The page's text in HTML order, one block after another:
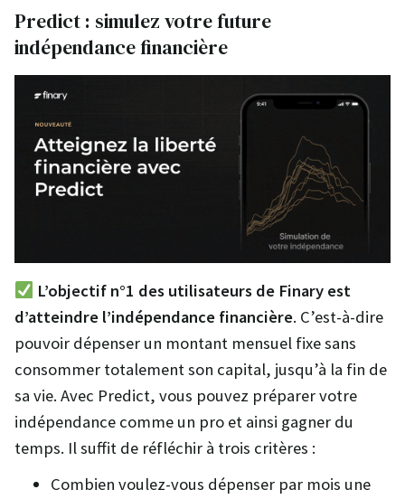
Predict : simulez votre future
indépendance financière
L’objectif n°1 des utilisateurs de Finary est
d’atteindre l’indépendance financière. C’est-à-dire
pouvoir dépenser un montant mensuel fixe sans
consommer totalement son capital, jusqu’à la fin de
sa vie. Avec Predict, vous pouvez préparer votre
indépendance comme un pro et ainsi gagner du
temps. Il suffit de réfléchir à trois critères :
Combien voulez-vous dépenser par mois une